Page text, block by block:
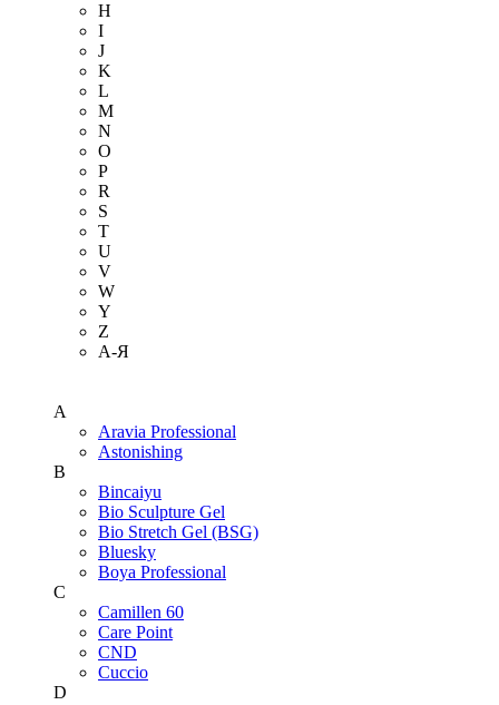
H
I
J
K
L
M
N
O
P
R
S
T
U
V
W
Y
Z
А-Я
A
Aravia Professional
Astonishing
B
Bincaiyu
Bio Sculpture Gel
Bio Stretch Gel (BSG)
Bluesky
Boya Professional
C
Camillen 60
Care Point
CND
Cuccio
D